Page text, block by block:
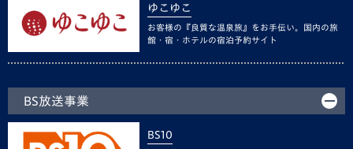
ゆこゆこ
お客様の『良質な温泉旅』をお手伝い。国内の旅
館・宿・ホテルの宿泊予約サイト
BS放送事業
BS10